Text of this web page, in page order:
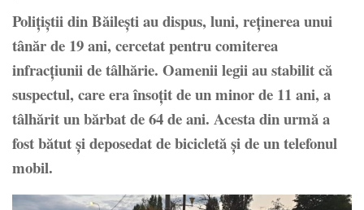
Poliţiştii din Băileşti au dispus, luni, reţinerea unui
tânăr de 19 ani, cercetat pentru comiterea
infracţiunii de tâlhărie. Oamenii legii au stabilit că
suspectul, care era însoţit de un minor de 11 ani, a
tâlhărit un bărbat de 64 de ani. Acesta din urmă a
fost bătut şi deposedat de bicicletă şi de un telefonul
mobil.